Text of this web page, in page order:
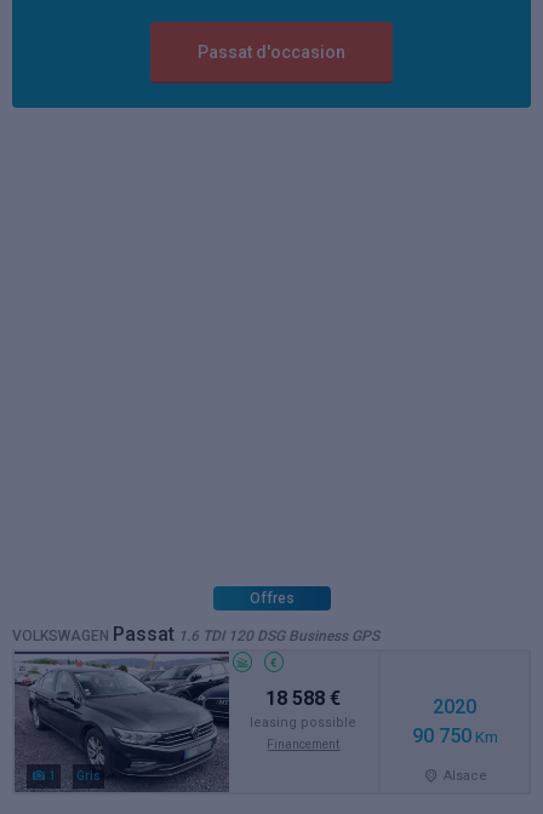
Passat d'occasion
Offres
VOLKSWAGEN Passat 1.6 TDI 120 DSG Business GPS
1 Gris
18 588 €
leasing possible
Financement
2020
90 750Km
Alsace